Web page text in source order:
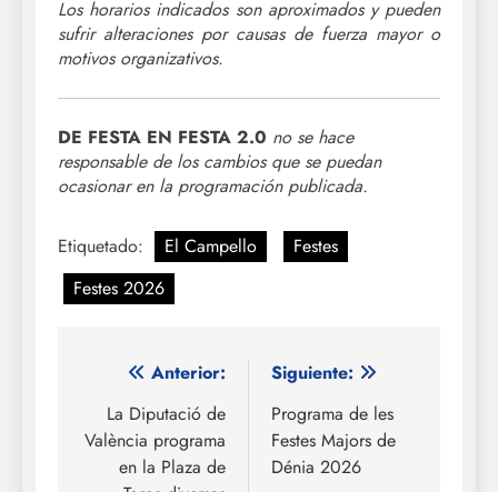
Los horarios indicados son aproximados y pueden
sufrir alteraciones por causas de fuerza mayor o
motivos organizativos.
DE FESTA EN FESTA 2.0 no se hace
responsable de los cambios que se puedan
ocasionar en la programación publicada.
Etiquetado: El Campello
Festes
Festes 2026
Navegación
de
entradas
Anterior:
La Diputació de
València programa
en la Plaza de
Siguiente:
Programa de les
Festes Majors de
Dénia 2026